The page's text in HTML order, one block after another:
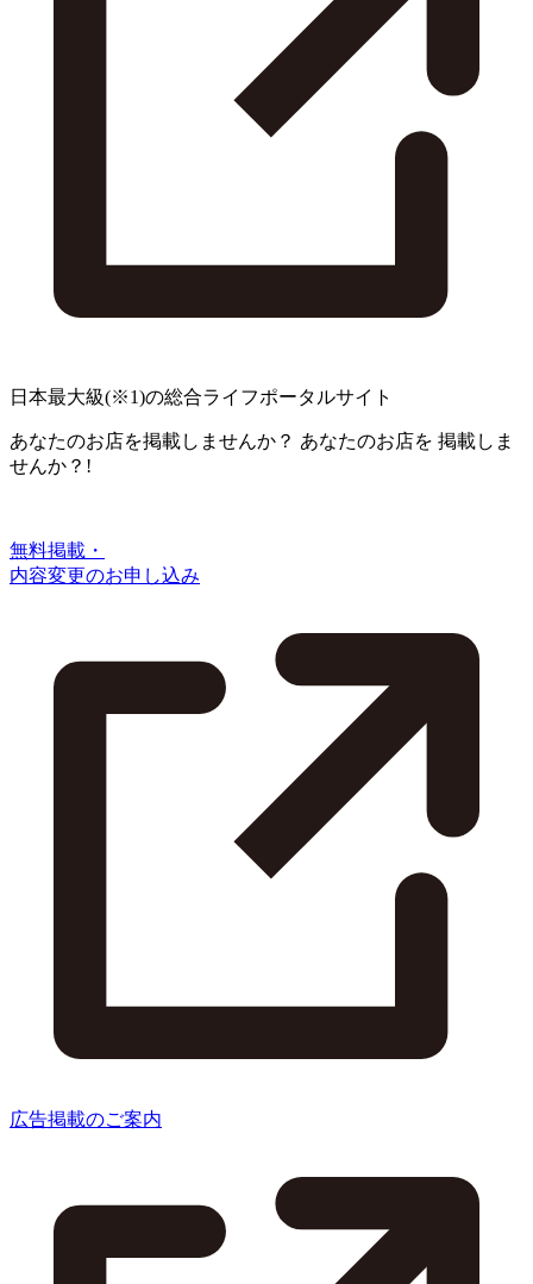
日本最大級(※1)の総合ライフポータルサイト
あなたのお店を掲載しませんか？ あなたのお店を 掲載しま
せんか？!
無料掲載・
内容変更のお申し込み
広告掲載のご案内